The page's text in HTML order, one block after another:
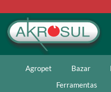
Agropet Bazar
Ferramentas